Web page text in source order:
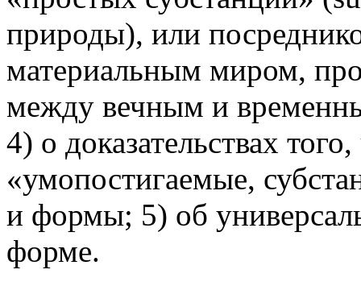
природы), или
материальным миром,
между вечным и
4) о доказательствах
«умопостигаемые,
и формы; 5) об
форме.